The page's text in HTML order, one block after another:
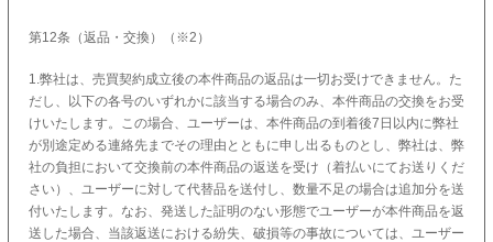
第12条（返品・交換）（※2）
1.弊社は、売買契約成立後の本件商品の返品は一切お受けできません。た
だし、以下の各号のいずれかに該当する場合のみ、本件商品の交換をお受
けいたします。この場合、ユーザーは、本件商品の到着後7日以内に弊社
が別途定める連絡先までその理由とともに申し出るものとし、弊社は、弊
社の負担において交換前の本件商品の返送を受け（着払いにてお送りくだ
さい）、ユーザーに対して代替品を送付し、数量不足の場合は追加分を送
付いたします。なお、発送した証明のない形態でユーザーが本件商品を返
送した場合、当該返送における紛失、破損等の事故については、ユーザー